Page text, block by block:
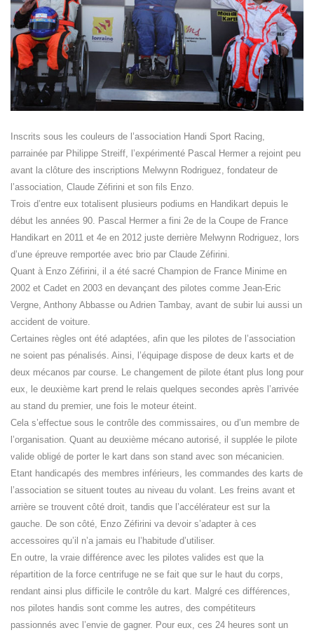
Inscrits sous les couleurs de l’association Handi Sport Racing,
parrainée par Philippe Streiff, l’expérimenté Pascal Hermer a rejoint peu
avant la clôture des inscriptions Melwynn Rodriguez, fondateur de
l’association, Claude Zéfirini et son fils Enzo.
Trois d’entre eux totalisent plusieurs podiums en Handikart depuis le
début les années 90. Pascal Hermer a fini 2e de la Coupe de France
Handikart en 2011 et 4e en 2012 juste derrière Melwynn Rodriguez, lors
d’une épreuve remportée avec brio par Claude Zéfirini.
Quant à Enzo Zéfirini, il a été sacré Champion de France Minime en
2002 et Cadet en 2003 en devançant des pilotes comme Jean-Eric
Vergne, Anthony Abbasse ou Adrien Tambay, avant de subir lui aussi un
accident de voiture.
Certaines règles ont été adaptées, afin que les pilotes de l’association
ne soient pas pénalisés. Ainsi, l’équipage dispose de deux karts et de
deux mécanos par course. Le changement de pilote étant plus long pour
eux, le deuxième kart prend le relais quelques secondes après l’arrivée
au stand du premier, une fois le moteur éteint.
Cela s’effectue sous le contrôle des commissaires, ou d’un membre de
l’organisation. Quant au deuxième mécano autorisé, il supplée le pilote
valide obligé de porter le kart dans son stand avec son mécanicien.
Etant handicapés des membres inférieurs, les commandes des karts de
l’association se situent toutes au niveau du volant. Les freins avant et
arrière se trouvent côté droit, tandis que l’accélérateur est sur la
gauche. De son côté, Enzo Zéfirini va devoir s’adapter à ces
accessoires qu’il n’a jamais eu l’habitude d’utiliser.
En outre, la vraie différence avec les pilotes valides est que la
répartition de la force centrifuge ne se fait que sur le haut du corps,
rendant ainsi plus difficile le contrôle du kart. Malgré ces différences,
nos pilotes handis sont comme les autres, des compétiteurs
passionnés avec l’envie de gagner. Pour eux, ces 24 heures sont un